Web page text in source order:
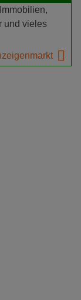
und vieles